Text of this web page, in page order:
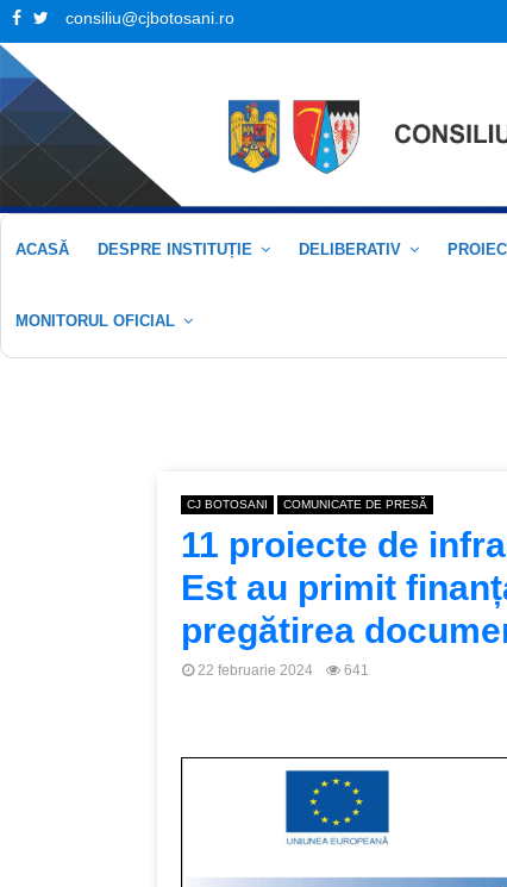
Facebook
Twitter
consiliu@cjbotosani.ro
ACASĂ DESPRE INSTITUȚIE DELIBERATIV
MONITORUL OFICIAL
CJ BOTOSANI COMUNICATE DE PRESĂ
11 proiecte de
Est au primit
pregătirea
22 februarie 2024 641